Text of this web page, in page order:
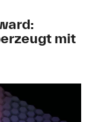
mit